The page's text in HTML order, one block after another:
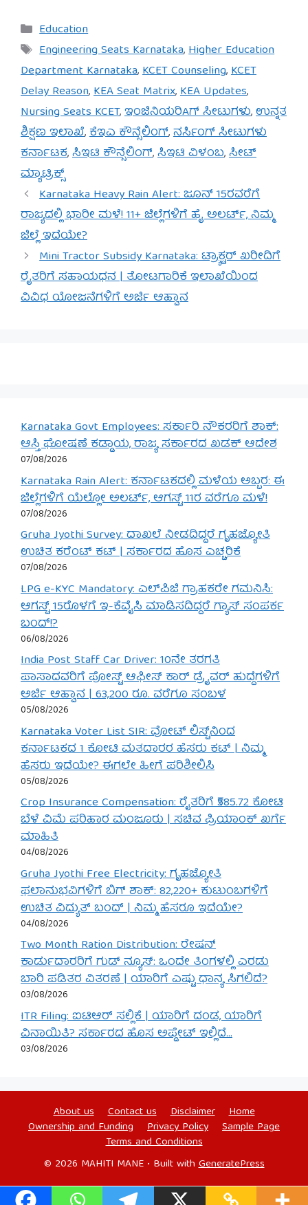
Categories
Education
Tags
Engineering Seats Karnataka,Higher Education
Department Karnataka,KCET Counseling,KCET
Delay Reason,KEA Seat Matrix,KEA Updates,
Nursing Seats KCET,ಇಂಜಿನಿಯರಿAಗ್ ಸೀಟುಗಳು,ಉನ್ನತ
ಶಿಕ್ಷಣ ಇಲಾಖೆ,ಕೆಇಎ ಕೌನ್ಸೆಲಿಂಗ್,ನರ್ಸಿಂಗ್ ಸೀಟುಗಳು
ಕರ್ನಾಟಕ,ಸಿಇಟಿ ಕೌನ್ಸೆಲಿಂಗ್,ಸಿಇಟಿ ವಿಳಂಬ,ಸೀಟ್
ಮ್ಯಾಟ್ರಿಕ್ಸ್
Karnataka Heavy Rain Alert: ಜೂನ್ 15ರವರೆಗೆ
ರಾಜ್ಯದಲ್ಲಿ ಭಾರೀ ಮಳೆ! 11+ ಜಿಲ್ಲೆಗಳಿಗೆ ಹೈ ಅಲರ್ಟ್, ನಿಮ್ಮ
ಜಿಲ್ಲೆ ಇದೆಯೇ?
Mini Tractor Subsidy Karnataka: ಟ್ರ‍್ಯಾಕ್ಟರ್ ಖರೀದಿಗೆ
ರೈತರಿಗೆ ಸಹಾಯಧನ | ತೋಟಗಾರಿಕೆ ಇಲಾಖೆಯಿಂದ
ವಿವಿಧ ಯೋಜನೆಗಳಿಗೆ ಅರ್ಜಿ ಆಹ್ವಾನ
Karnataka Govt Employees: ಸರ್ಕಾರಿ ನೌಕರರಿಗೆ ಶಾಕ್:
ಆಸ್ತಿ ಘೋಷಣೆ ಕಡ್ಡಾಯ, ರಾಜ್ಯ ಸರ್ಕಾರದ ಖಡಕ್ ಆದೇಶ
07/08/2026
Karnataka Rain Alert: ಕರ್ನಾಟಕದಲ್ಲಿ ಮಳೆಯ ಅಬ್ಬರ: ಈ
ಜಿಲ್ಲೆಗಳಿಗೆ ಯೆಲ್ಲೋ ಅಲರ್ಟ್, ಆಗಸ್ಟ್ 11ರ ವರೆಗೂ ಮಳೆ!
07/08/2026
Gruha Jyothi Survey: ದಾಖಲೆ ನೀಡದಿದ್ದರೆ ಗೃಹಜ್ಯೋತಿ
ಉಚಿತ ಕರೆಂಟ್ ಕಟ್ | ಸರ್ಕಾರದ ಹೊಸ ಎಚ್ಚರಿಕೆ
07/08/2026
LPG e-KYC Mandatory: ಎಲ್‌ಪಿಜಿ ಗ್ರಾಹಕರೇ ಗಮನಿಸಿ:
ಆಗಸ್ಟ್ 15ರೊಳಗೆ ಇ-ಕೆವೈಸಿ ಮಾಡಿಸದಿದ್ದರೆ ಗ್ಯಾಸ್ ಸಂಪರ್ಕ
ಬಂದ್!?
06/08/2026
India Post Staff Car Driver: 10ನೇ ತರಗತಿ
ಪಾಸಾದವರಿಗೆ ಪೋಸ್ಟ್ ಆಫೀಸ್ ಕಾರ್ ಡ್ರೈವರ್ ಹುದ್ದೆಗಳಿಗೆ
ಅರ್ಜಿ ಆಹ್ವಾನ | 63,200 ರೂ. ವರೆಗೂ ಸಂಬಳ
05/08/2026
Karnataka Voter List SIR: ವೋಟ್ ಲಿಸ್ಟ್‌ನಿಂದ
ಕರ್ನಾಟಕದ 1 ಕೋಟಿ ಮತದಾರರ ಹೆಸರು ಕಟ್ | ನಿಮ್ಮ
ಹೆಸರು ಇದೆಯೇ? ಈಗಲೇ ಹೀಗೆ ಪರಿಶೀಲಿಸಿ
05/08/2026
Crop Insurance Compensation: ರೈತರಿಗೆ ₹585.72 ಕೋಟಿ
ಬೆಳೆ ವಿಮೆ ಪರಿಹಾರ ಮಂಜೂರು | ಸಚಿವ ಪ್ರಿಯಾಂಕ್ ಖರ್ಗೆ
ಮಾಹಿತಿ
04/08/2026
Gruha Jyothi Free Electricity: ಗೃಹಜ್ಯೋತಿ
ಫಲಾನುಭವಿಗಳಿಗೆ ಬಿಗ್ ಶಾಕ್: 82,220+ ಕುಟುಂಬಗಳಿಗೆ
ಉಚಿತ ವಿದ್ಯುತ್ ಬಂದ್ | ನಿಮ್ಮ ಹೆಸರೂ ಇದೆಯೇ?
04/08/2026
Two Month Ration Distribution: ರೇಷನ್
ಕಾರ್ಡುದಾರರಿಗೆ ಗುಡ್ ನ್ಯೂಸ್: ಒಂದೇ ತಿಂಗಳಲ್ಲಿ ಎರಡು
ಬಾರಿ ಪಡಿತರ ವಿತರಣೆ | ಯಾರಿಗೆ ಎಷ್ಟು ಧಾನ್ಯ ಸಿಗಲಿದೆ?
03/08/2026
ITR Filing: ಐಟಿಆರ್ ಸಲ್ಲಿಕೆ | ಯಾರಿಗೆ ದಂಡ, ಯಾರಿಗೆ
ವಿನಾಯಿತಿ? ಸರ್ಕಾರದ ಹೊಸ ಅಪ್ಡೇಟ್ ಇಲ್ಲಿದೆ…
03/08/2026
About us Contact us Disclaimer
Home
Ownership and Funding
Privacy Policy
Sample Page
Terms and Conditions
© 2026 MAHITI MANE• Built withGeneratePress